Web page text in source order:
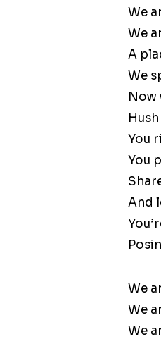
We
We
A
We
Now
You
You
And
We
We
We